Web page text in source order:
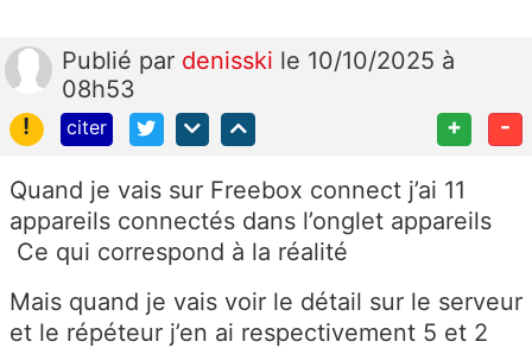
Publié par denisski le 10/10/2025 à
08h53
!
citer + -
Quand je vais sur Freebox connect j’ai 11
appareils connectés dans l’onglet appareils
Ce qui correspond à la réalité
Mais quand je vais voir le détail sur le serveur
et le répéteur j’en ai respectivement 5 et 2